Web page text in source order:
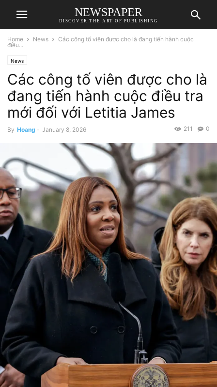
NEWSPAPER
DISCOVER THE ART OF PUBLISHING
Home News
Các công tố viên được cho là đang tiến hành cuộc
điều...
News
Các công tố viên được cho là
đang tiến hành cuộc điều tra
mới đối với Letitia James
By Hoang - January 8, 2026 0
211